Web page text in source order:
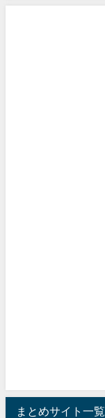
まとめサイト一覧